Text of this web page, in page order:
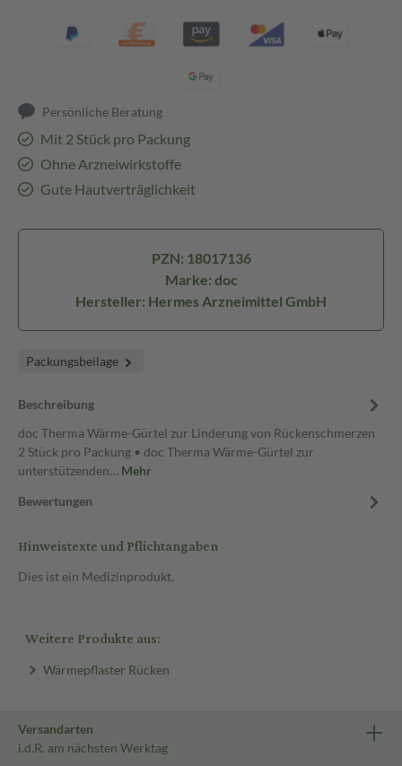
Persönliche Beratung
Mit 2 Stück pro Packung
Ohne Arzneiwirkstoffe
Gute Hautverträglichkeit
PZN: 18017136
Marke: doc
Hersteller: Hermes Arzneimittel GmbH
Packungsbeilage
Beschreibung
doc Therma Wärme-Gürtel zur Linderung von Rückenschmerzen
2 Stück pro Packung • doc Therma Wärme-Gürtel zur
unterstützenden… Mehr
Bewertungen
Hinweistexte und Pflichtangaben
Dies ist ein Medizinprodukt.
Weitere Produkte aus:
Wärmepflaster Rücken
Versandarten
i.d.R. am nächsten Werktag